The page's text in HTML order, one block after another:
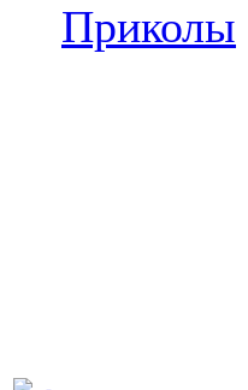
Приколы